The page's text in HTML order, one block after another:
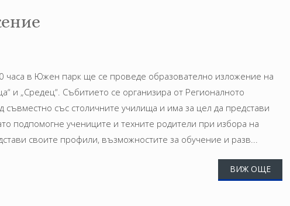
часа в Южен парк ще се проведе образователно изложение на
и „Средец“. Събитието се организира от Регионалното
със столичните училища и има за цел да представи
подпомогне учениците и техните родители при избора на
своите профили, възможностите за обучение и разв...
ВИЖ ОЩЕ